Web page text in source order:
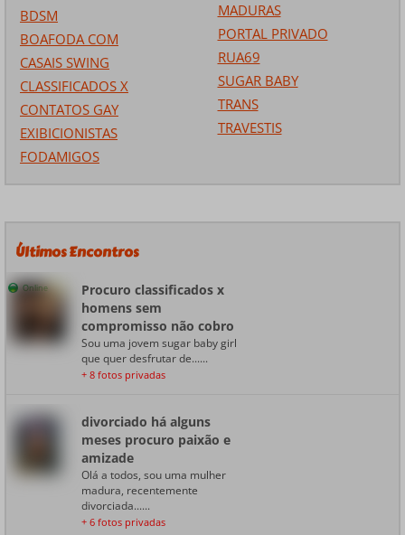
BDSM
BOAFODA COM
CASAIS SWING
CLASSIFICADOS X
CONTATOS GAY
EXIBICIONISTAS
FODAMIGOS
MADURAS
PORTAL PRIVADO
RUA69
SUGAR BABY
TRANS
TRAVESTIS
Últimos Encontros
Online
Procuro classificados x
homens sem
compromisso não cobro
Sou uma jovem sugar baby girl
que quer desfrutar de......
+ 8 fotos privadas
divorciado há alguns
meses procuro paixão e
amizade
Olá a todos, sou uma mulher
madura, recentemente
divorciada......
+ 6 fotos privadas